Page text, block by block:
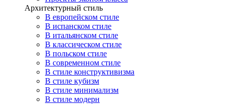
Архитектурный стиль
В европейском стиле
В испанском стиле
В итальянском стиле
В классическом стиле
В польском стиле
В современном стиле
В стиле конструктивизма
В стиле кубизм
В стиле минимализм
В стиле модерн